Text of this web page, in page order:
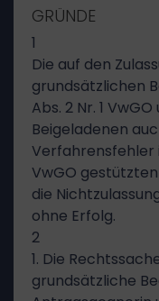
GRÜNDE
1
Die auf den
grundsätzlichen
Abs. 2 Nr. 1
Beigeladenen
Verfahrensfehler
VwGO
die
ohne Erfolg.
2
1. Die
grundsätzliche